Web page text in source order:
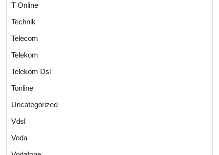
T Online
Technik
Telecom
Telekom
Telekom Dsl
Tonline
Uncategorized
Vdsl
Voda